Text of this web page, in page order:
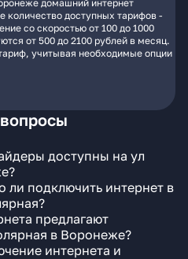
домашний интернет
количество доступных тарифов -
со скоростью от 100 до 1000
от 500 до 2100 рублей в месяц.
учитывая необходимые опции
доступны на ул
ли подключить интернет в
предлагают
в Воронеже?
интернета и